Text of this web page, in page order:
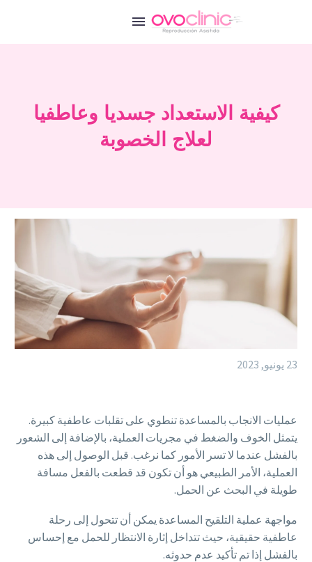
كيفية الاستعداد جسديا وعاطفيا
لعلاج الخصوبة
23 يونيو, 2023
عمليات الانجاب بالمساعدة تنطوي على تقلبات عاطفية كبيرة.
يتمثل الخوف والضغط في مجريات العملية، بالإضافة إلى الشعور
بالفشل عندما لا تسر الأمور كما نرغب. قبل الوصول إلى هذه
العملية، الأمر الطبيعي هو أن تكون قد قطعت بالفعل مسافة
طويلة في البحث عن الحمل.
مواجهة عملية التلقيح المساعدة يمكن أن تتحول إلى رحلة
عاطفية حقيقية، حيث تتداخل إثارة الانتظار للحمل مع إحساس
بالفشل إذا تم تأكيد عدم حدوثه.